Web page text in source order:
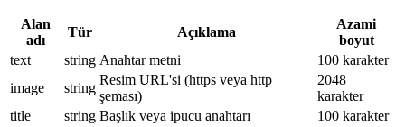
Alan
adı
Tür Açıklama
Azami
boyut
text
string Anahtar metni
100 karakter
image
string
Resim URL'si (https veya http
şeması)
2048
karakter
title
string Başlık veya ipucu anahtarı
100 karakter